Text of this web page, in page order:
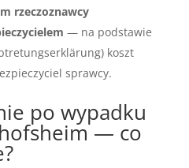
rzeczoznawcy
— na podstawie
koszt
sprawcy.
po wypadku
— co